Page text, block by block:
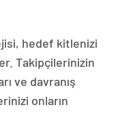
hedef kitlenizi
Takipçilerinizin
ve davranış
onların